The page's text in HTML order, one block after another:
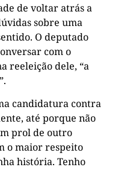
de voltar atrás a
sobre uma
O deputado
com o
reeleição dele, “a
candidatura contra
até porque não
prol de outro
o maior respeito
história. Tenho